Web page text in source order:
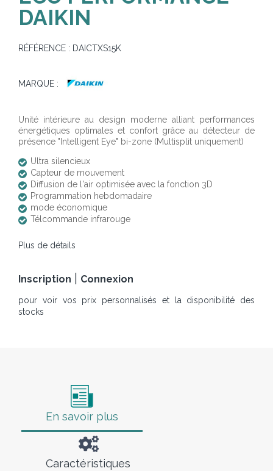
DAIKIN
RÉFÉRENCE : DAICTXS15K
MARQUE :
Unité intérieure au design moderne alliant performances
énergétiques optimales et confort grâce au détecteur de
présence "Intelligent Eye" bi-zone (Multisplit uniquement)
Ultra silencieux
Capteur de mouvement
Diffusion de l'air optimisée avec la fonction 3D
Programmation hebdomadaire
mode économique
Télcommande infrarouge
Plus de détails
Inscription Connexion
pour voir vos prix personnalisés et la disponibilité des
stocks
En savoir plus
Caractéristiques